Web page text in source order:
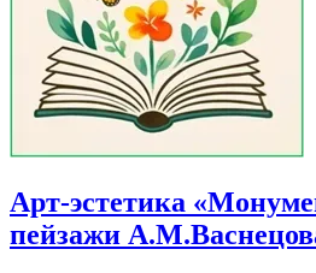
Арт-эстетика
пейзажи